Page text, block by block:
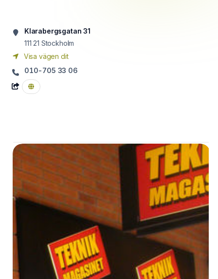
Klarabergsgatan 31
111 21 Stockholm
Visa vägen dit
010-705 33 06